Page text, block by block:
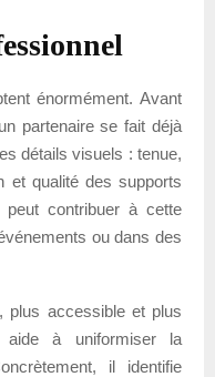
énormément. Avant
partenaire se fait déjà
détails visuels : tenue,
et qualité des supports
peut contribuer à cette
ou dans des
plus accessible et plus
aide à uniformiser la
il identifie